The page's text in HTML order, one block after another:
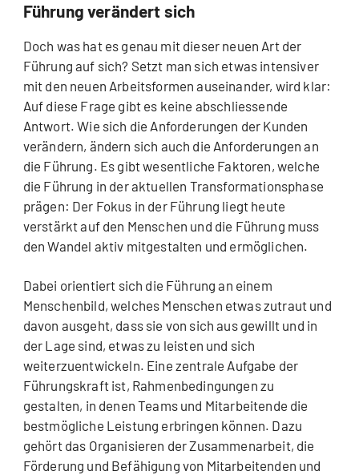
Führung verändert sich
Doch was hat es genau mit dieser neuen Art der
Führung auf sich? Setzt man sich etwas intensiver
mit den neuen Arbeitsformen auseinander, wird klar:
Auf diese Frage gibt es keine abschliessende
Antwort. Wie sich die Anforderungen der Kunden
verändern, ändern sich auch die Anforderungen an
die Führung. Es gibt wesentliche Faktoren, welche
die Führung in der aktuellen Transformationsphase
prägen: Der Fokus in der Führung liegt heute
verstärkt auf den Menschen und die Führung muss
den Wandel aktiv mitgestalten und ermöglichen.
Dabei orientiert sich die Führung an einem
Menschenbild, welches Menschen etwas zutraut und
davon ausgeht, dass sie von sich aus gewillt und in
der Lage sind, etwas zu leisten und sich
weiterzuentwickeln. Eine zentrale Aufgabe der
Führungskraft ist, Rahmenbedingungen zu
gestalten, in denen Teams und Mitarbeitende die
bestmögliche Leistung erbringen können. Dazu
gehört das Organisieren der Zusammenarbeit, die
Förderung und Befähigung von Mitarbeitenden und